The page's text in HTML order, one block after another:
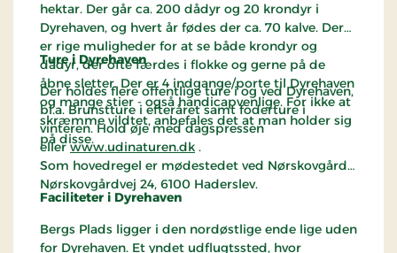
hektar. Der går ca. 200 dådyr og 20 krondyr i
Dyrehaven, og hvert år fødes der ca. 70 kalve. Der
er rige muligheder for at se både krondyr og
dådyr, der ofte færdes i flokke og gerne på de
åbne sletter. Der er 4 indgange/porte til Dyrehaven
og mange stier - også handicapvenlige. For ikke at
skræmme vildtet, anbefales det at man holder sig
på disse.
Ture i Dyrehaven
Der holdes flere offentlige ture i og ved Dyrehaven,
bl.a. Brunstture i efteråret samt foderture i
vinteren. Hold øje med dagspressen
ellerwww.udinaturen.dk .
Som hovedregel er mødestedet ved Nørskovgård,
Nørskovgårdvej 24, 6100 Haderslev.
Faciliteter i Dyrehaven
Bergs Plads ligger i den nordøstlige ende lige uden
for Dyrehaven. Et yndet udflugtssted, hvor